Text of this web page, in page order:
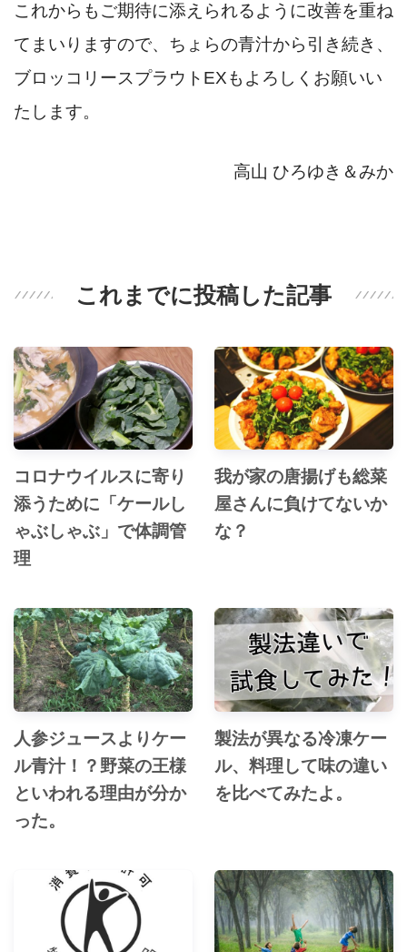
これからもご期待に添えられるように改善を重ね
てまいりますので、ちょらの青汁から引き続き、
ブロッコリースプラウトEXもよろしくお願いい
たします。
高山 ひろゆき＆みか
これまでに投稿した記事
コロナウイルスに寄り
添うために「ケールし
ゃぶしゃぶ」で体調管
理
我が家の唐揚げも総菜
屋さんに負けてないか
な？
人参ジュースよりケー
ル青汁！？野菜の王様
といわれる理由が分か
った。
製法が異なる冷凍ケー
ル、料理して味の違い
を比べてみたよ。